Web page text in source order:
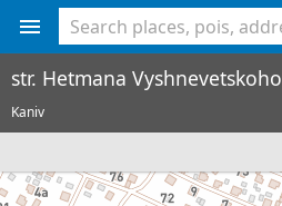
str. Hetmana Vyshnevetskoho
Kaniv
<% console.log(hcard) %>